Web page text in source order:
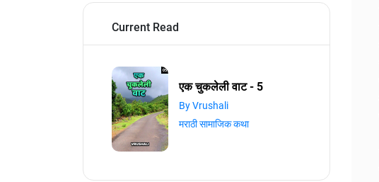
Current Read
एक चुकलेली वाट - 5
By Vrushali
मराठी सामाजिक कथा